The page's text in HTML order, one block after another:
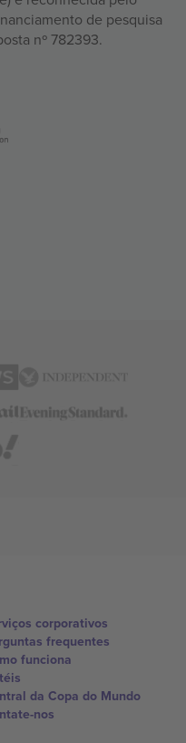
de pesquisa
nº 782393.
corporativos
frequentes
funciona
da Copa do Mundo
nos